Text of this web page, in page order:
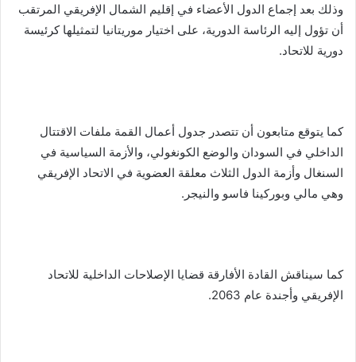
وذلك بعد إجماع الدول الأعضاء في إقليم الشمال الإفريقي المرتقب
أن تؤول إليه الرئاسة الدورية، على اختيار موريتانيا لتمثيلها كرئيسة
دورية للاتحاد.
كما يتوقع متابعون أن تتصدر جدول أعمال القمة ملفات الاقتتال
الداخلي في السودان والوضع الكونغولي، والأزمة السياسية في
السنغال وأزمة الدول الثلاث معلقة العضوية في الاتحاد الإفريقي
وهي مالي وبوركينا فاسو والنيجر.
كما سيناقش القادة الأفارقة قضايا الإصلاحات الداخلية للاتحاد
الإفريقي وأجندة عام 2063.